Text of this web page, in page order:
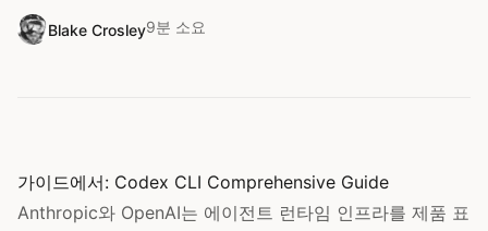
Blake Crosley9분 소요
가이드에서: Codex CLI Comprehensive Guide
Anthropic와 OpenAI는 에이전트 런타임 인프라를 제품 표